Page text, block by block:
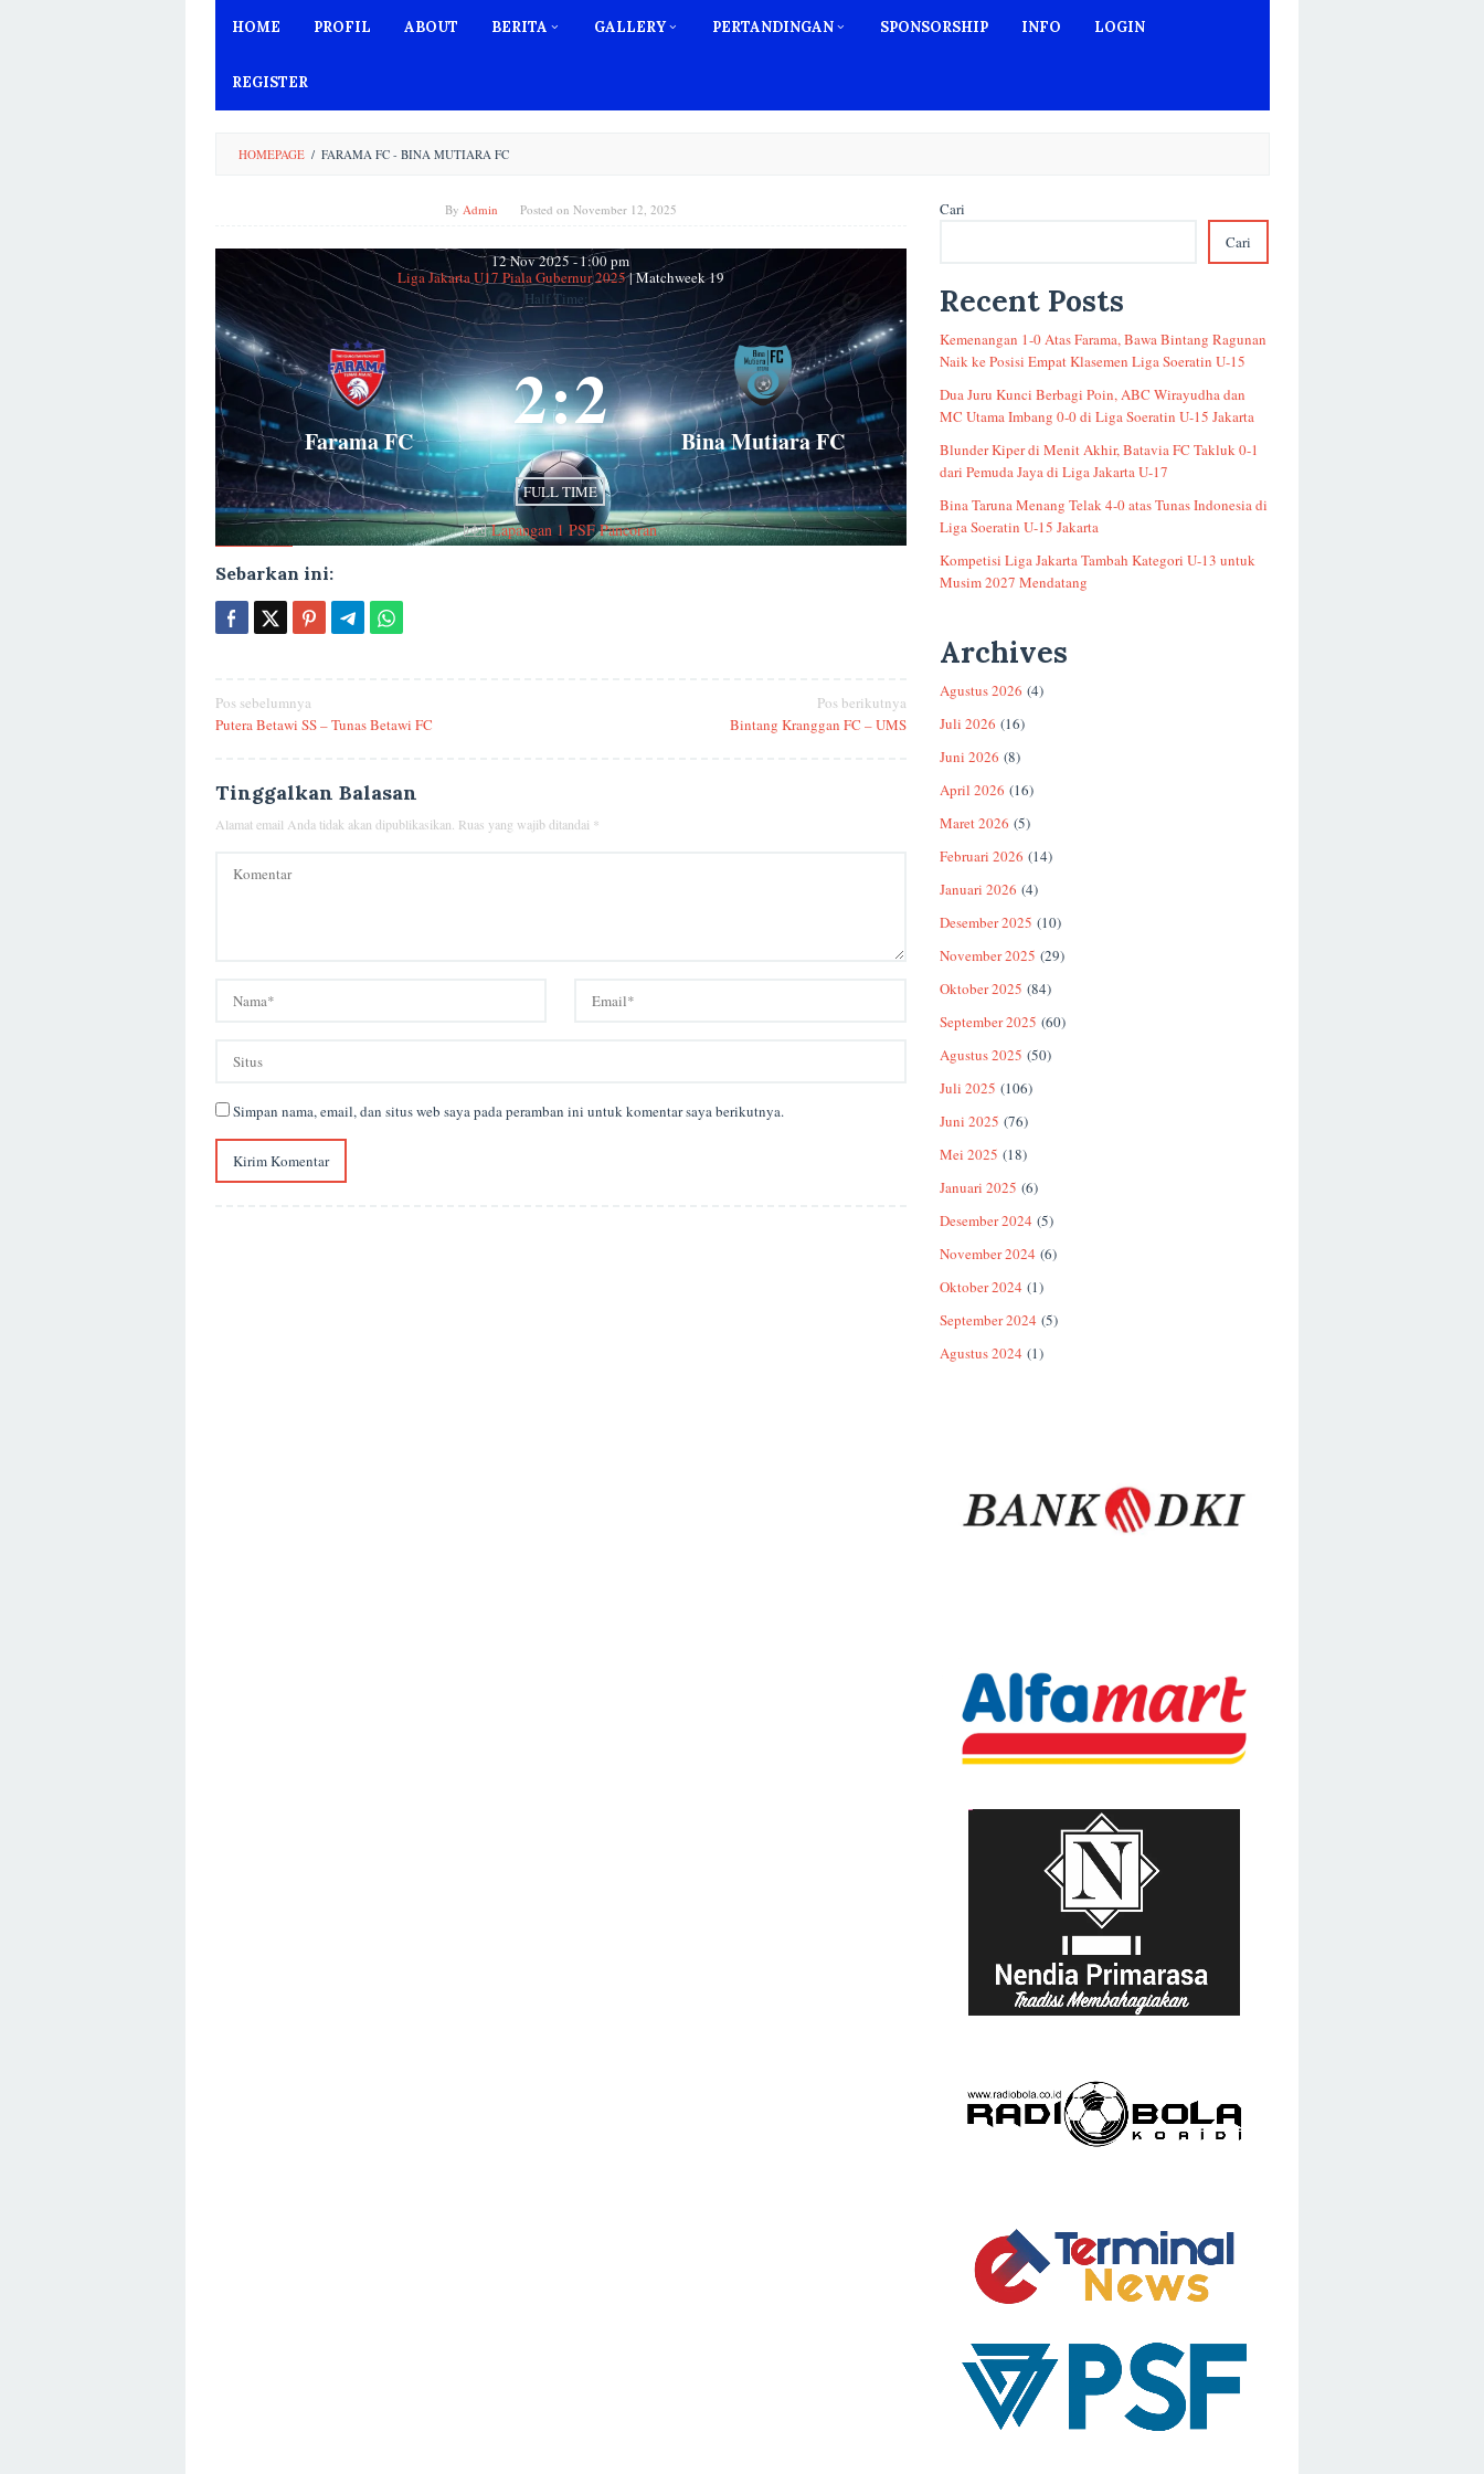
HOME PROFIL ABOUT BERITA GALLERY PERTANDINGAN SPONSORSHIP INFO LOGIN
REGISTER
HOMEPAGE / FARAMA FC - BINA MUTIARA FC
By Admin Posted on November 12, 2025
12 Nov 2025-1:00 pm
Liga Jakarta U17 Piala Gubernur 2025| Matchweek 19
Half Time: -
Farama FC 2:2 Bina Mutiara FC
FULL TIME
Lapangan 1 PSF Pancoran
Sebarkan ini:
Navigasi
pos
Pos sebelumnya
Putera Betawi SS – Tunas Betawi FC
Pos berikutnya
Bintang Kranggan FC – UMS
Tinggalkan Balasan
Alamat email Anda tidak akan dipublikasikan. Ruas yang wajib ditandai *
Simpan nama, email, dan situs web saya pada peramban ini untuk komentar saya berikutnya.
Cari
Cari
Recent Posts
Kemenangan 1-0 Atas Farama, Bawa Bintang Ragunan
Naik ke Posisi Empat Klasemen Liga Soeratin U-15
Dua Juru Kunci Berbagi Poin, ABC Wirayudha dan
MC Utama Imbang 0-0 di Liga Soeratin U-15 Jakarta
Blunder Kiper di Menit Akhir, Batavia FC Takluk 0-1
dari Pemuda Jaya di Liga Jakarta U-17
Bina Taruna Menang Telak 4-0 atas Tunas Indonesia di
Liga Soeratin U-15 Jakarta
Kompetisi Liga Jakarta Tambah Kategori U-13 untuk
Musim 2027 Mendatang
Archives
Agustus 2026 (4)
Juli 2026 (16)
Juni 2026 (8)
April 2026 (16)
Maret 2026 (5)
Februari 2026 (14)
Januari 2026 (4)
Desember 2025 (10)
November 2025 (29)
Oktober 2025 (84)
September 2025 (60)
Agustus 2025 (50)
Juli 2025 (106)
Juni 2025 (76)
Mei 2025 (18)
Januari 2025 (6)
Desember 2024 (5)
November 2024 (6)
Oktober 2024 (1)
September 2024 (5)
Agustus 2024 (1)